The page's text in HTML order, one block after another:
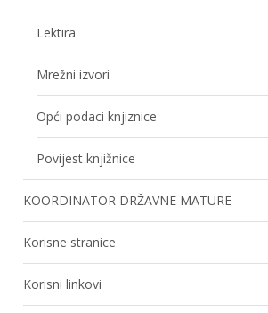
Lektira
Mrežni izvori
Opći podaci knjiznice
Povijest knjižnice
KOORDINATOR DRŽAVNE MATURE
Korisne stranice
Korisni linkovi